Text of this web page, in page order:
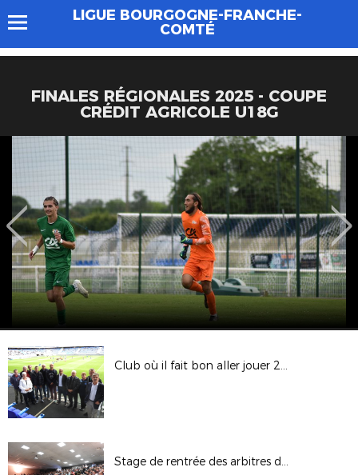
LIGUE BOURGOGNE-FRANCHE-
COMTÉ
FINALES RÉGIONALES 2025 - COUPE
CRÉDIT AGRICOLE U18G
Club où il fait bon aller jouer 2016-2017
Stage de rentrée des arbitres de Ligue